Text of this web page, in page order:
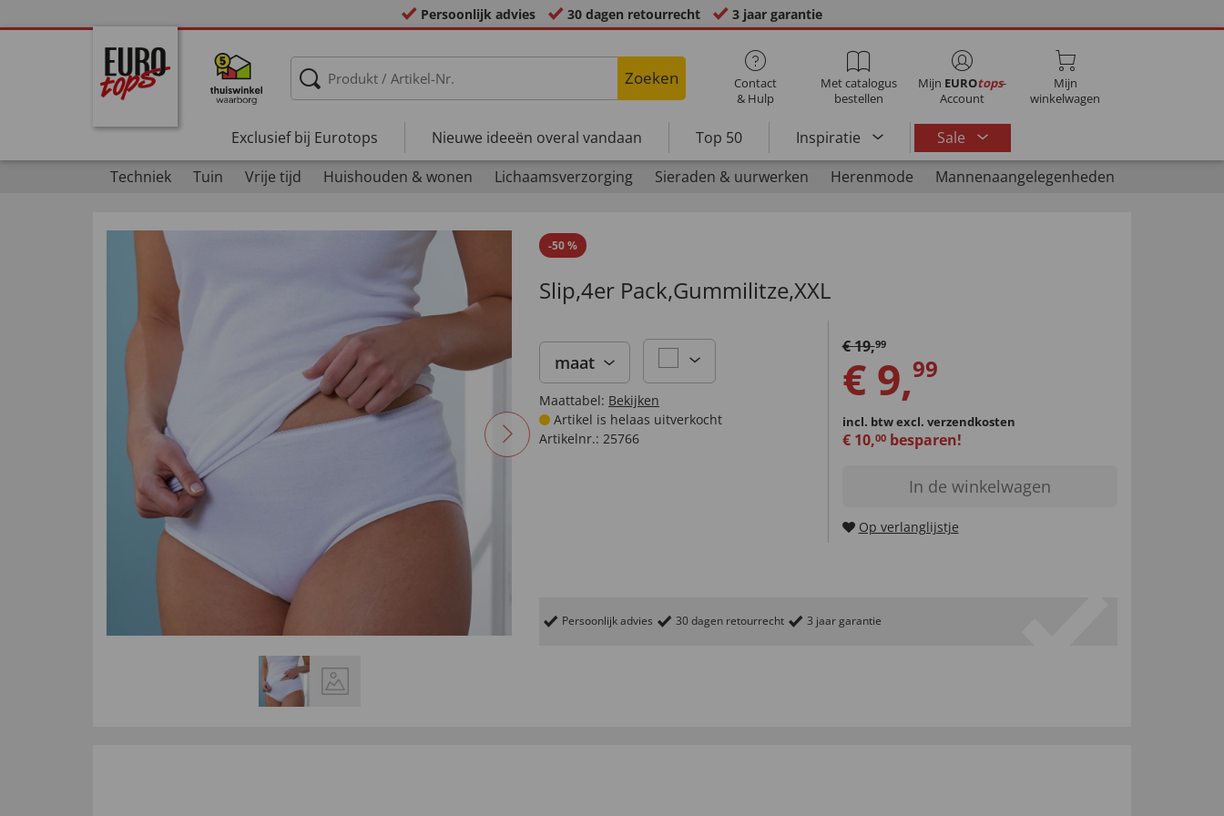
Persoonlijk advies 30 dagen retourrecht 3 jaar garantie
Zoeken
Contact
& Hulp
Met catalogus
bestellen
Mijn EUROtops-
Account
Mijn
winkelwagen
Exclusief bij Eurotops Nieuwe ideeën overal vandaan Top 50 Inspiratie
Sale
Techniek
Tuin Vrije tijd Huishouden & wonen Lichaamsverzorging Sieraden & uurwerken Herenmode Mannenaangelegenheden
-50%
Slip,4er Pack,Gummilitze,XXL
maat
Maattabel: Bekijken
Artikel is helaas uitverkocht
Artikelnr.: 25766
€19,99
€ 9,99
incl. btwexcl. verzendkosten
€ 10,00besparen!
In de winkelwagen
Op verlanglijstje
Persoonlijk advies 30 dagen retourrecht 3 jaar garantie